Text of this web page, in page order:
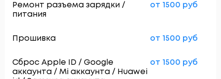
Ремонт разъема зарядки /
питания
от 1500 руб
Прошивка от 1500 руб
Сброс Apple ID / Google
аккаунта / Mi аккаунта / Huawei
от 1500 руб